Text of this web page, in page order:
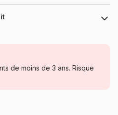
de moins de 3 ans. Risque